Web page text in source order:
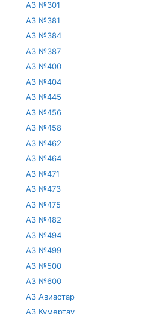
АЗ №301
АЗ №381
АЗ №384
АЗ №387
АЗ №400
АЗ №404
АЗ №445
АЗ №456
АЗ №458
АЗ №462
АЗ №464
АЗ №471
АЗ №473
АЗ №475
АЗ №482
АЗ №494
АЗ №499
АЗ №500
АЗ №600
АЗ Авиастар
АЗ Кумертау